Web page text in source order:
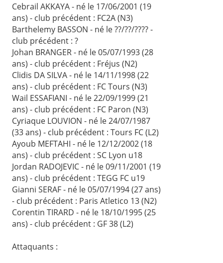
Cebrail AKKAYA - né le 17/06/2001 (19
ans) - club précédent : FC2A (N3)
Barthelemy BASSON - né le ??/??/???? -
club précédent : ?
Johan BRANGER - né le 05/07/1993 (28
ans) - club précédent : Fréjus (N2)
Clidis DA SILVA - né le 14/11/1998 (22
ans) - club précédent : FC Tours (N3)
Wail ESSAFIANI - né le 22/09/1999 (21
ans) - club précédent : FC Paron (N3)
Cyriaque LOUVION - né le 24/07/1987
(33 ans) - club précédent : Tours FC (L2)
Ayoub MEFTAHI - né le 12/12/2002 (18
ans) - club précédent : SC Lyon u18
Jordan RADOJEVIC - né le 09/11/2001 (19
ans) - club précédent : TEGG FC u19
Gianni SERAF - né le 05/07/1994 (27 ans)
- club précédent : Paris Atletico 13 (N2)
Corentin TIRARD - né le 18/10/1995 (25
ans) - club précédent : GF 38 (L2)
Attaquants :